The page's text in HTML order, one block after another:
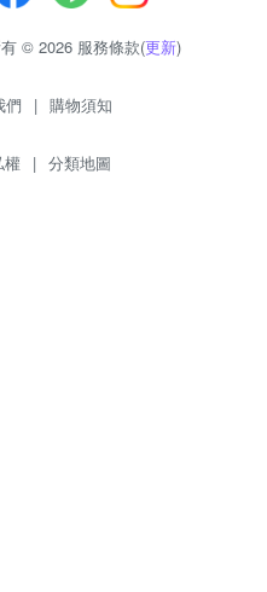
© 2026 服務條款(更新)
們 | 購物須知
權 | 分類地圖